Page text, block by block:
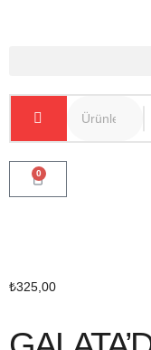
0
₺325,00